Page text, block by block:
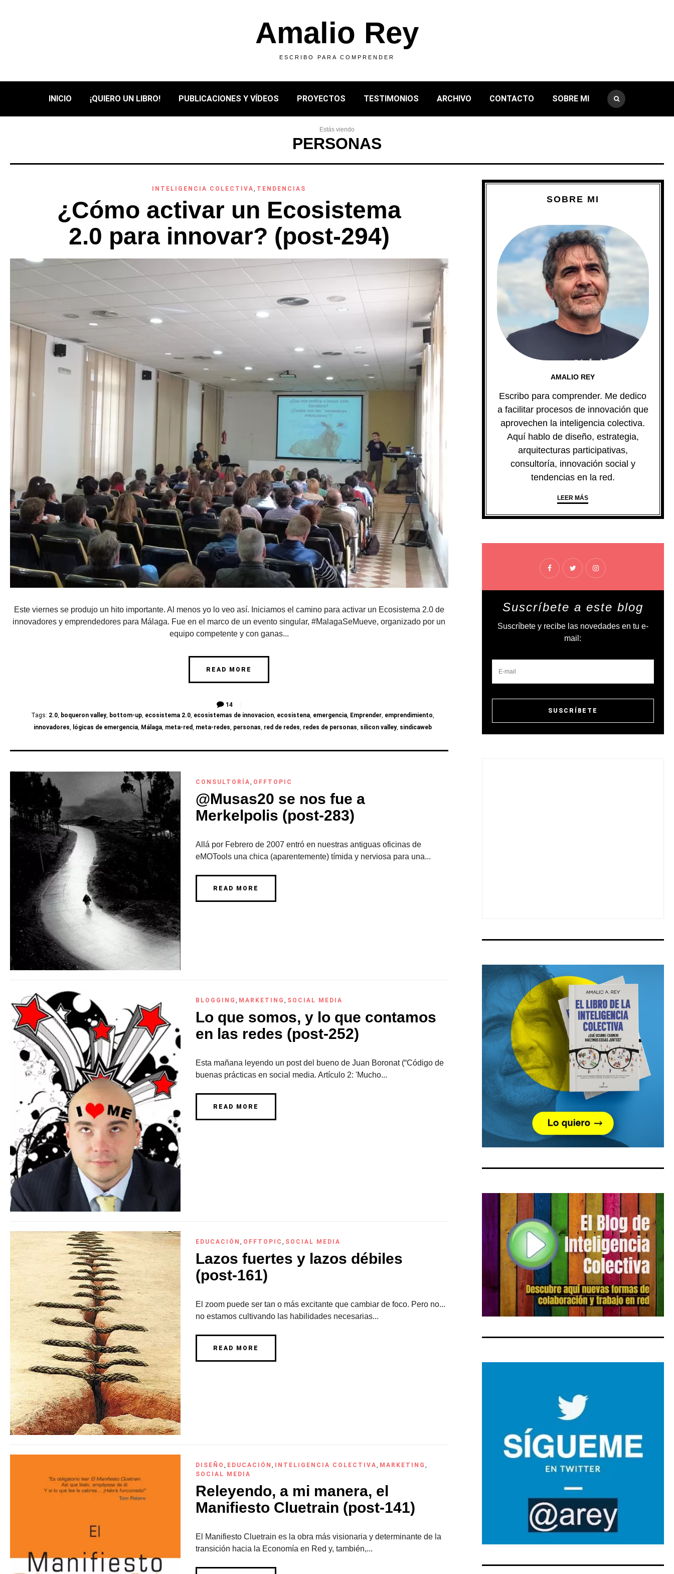
Amalio Rey
ESCRIBO PARA COMPRENDER
INICIO ¡QUIERO UN LIBRO! PUBLICACIONES Y VÍDEOS PROYECTOS TESTIMONIOS ARCHIVO CONTACTO SOBRE MI
Estás viendo
PERSONAS
INTELIGENCIA COLECTIVA, TENDENCIAS
¿Cómo activar un Ecosistema
2.0 para innovar? (post-294)
Este viernes se produjo un hito importante. Al menos yo lo veo así. Iniciamos el camino para activar un Ecosistema 2.0 de
innovadores y emprendedores para Málaga. Fue en el marco de un evento singular, #MalagaSeMueve, organizado por un
equipo competente y con ganas...
READ MORE
14
Tags: 2.0, boqueron valley, bottom-up, ecosistema 2.0, ecosistemas de innovacion, ecosistena, emergencia, Emprender, emprendimiento,
innovadores, lógicas de emergencia, Málaga, meta-red, meta-redes, personas, red de redes, redes de personas, silicon valley, sindicaweb
CONSULTORÍA, OFFTOPIC
@Musas20 se nos fue a
Merkelpolis (post-283)
Allá por Febrero de 2007 entró en nuestras antiguas oficinas de
eMOTools una chica (aparentemente) tímida y nerviosa para una...
READ MORE
BLOGGING , MARKETING , SOCIAL MEDIA
Lo que somos, y lo que contamos
en las redes (post-252)
Esta mañana leyendo un post del bueno de Juan Boronat (“Código de
buenas prácticas en social media. Artículo 2: 'Mucho...
READ MORE
EDUCACIÓN , OFFTOPIC , SOCIAL MEDIA
Lazos fuertes y lazos débiles
(post-161)
El zoom puede ser tan o más excitante que cambiar de foco. Pero no...
no estamos cultivando las habilidades necesarias...
READ MORE
DISEÑO , EDUCACIÓN , INTELIGENCIA COLECTIVA, MARKETING ,
SOCIAL MEDIA
Releyendo, a mi manera, el
Manifiesto Cluetrain (post-141)
El Manifiesto Cluetrain es la obra más visionaria y determinante de la
transición hacia la Economía en Red y, también,...
SOBRE MI
AMALIO REY
Escribo para comprender. Me dedico
a facilitar procesos de innovación que
aprovechen la inteligencia colectiva.
Aquí hablo de diseño, estrategia,
arquitecturas participativas,
consultoría, innovación social y
tendencias en la red.
LEER MÁS
Suscríbete a este blog
Suscríbete y recibe las novedades en tu e-
mail: